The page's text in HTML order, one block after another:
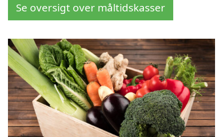
Se oversigt over måltidskasser